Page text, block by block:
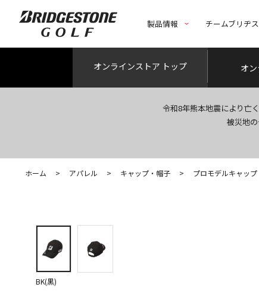
製品情報 チームブリヂ
オンラインストア トップ オ
令和8年熊本地震により亡
被災地
ホーム > アパレル > キャップ・帽子 > プロモデルキャップ
BK(黒)